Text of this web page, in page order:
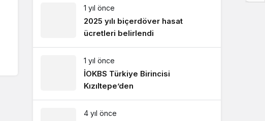
1 yıl önce
2025 yılı biçerdöver hasat
ücretleri belirlendi
1 yıl önce
İOKBS Türkiye Birincisi
Kızıltepe’den
4 yıl önce